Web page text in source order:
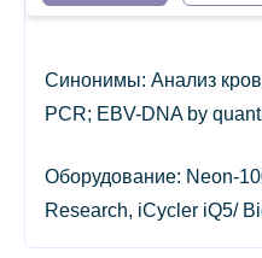
Синонимы: Анализ
PCR; EBV-DNA by
Оборудование: Neon-
Research, iCycler iQ5/